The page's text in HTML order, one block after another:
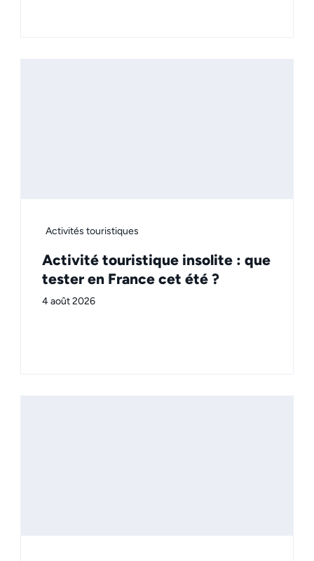
Activités touristiques
Activité touristique insolite : que
tester en France cet été ?
4 août 2026